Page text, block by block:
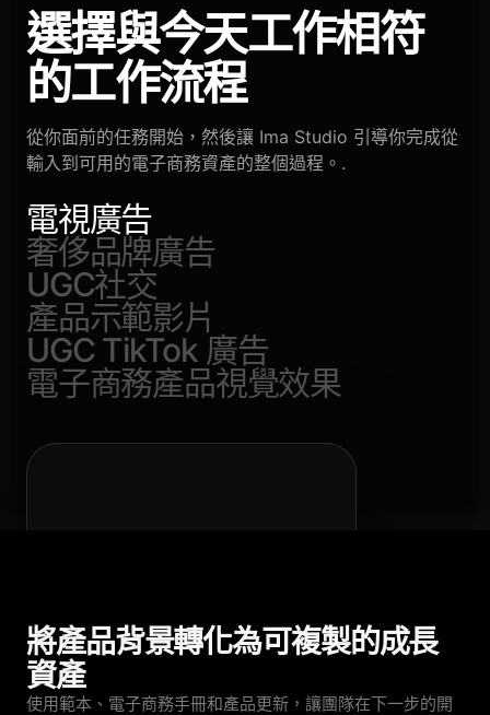
選擇與今天工作相符
的工作流程
從你面前的任務開始，然後讓 Ima Studio 引導你完成從
輸入到可用的電子商務資產的整個過程。.
電視廣告
奢侈品牌廣告
UGC社交
產品示範影片
UGC TikTok 廣告
電子商務產品視覺效果
將產品背景轉化為可複製的成長
資產
使用範本、電子商務手冊和產品更新，讓團隊在下一步的開